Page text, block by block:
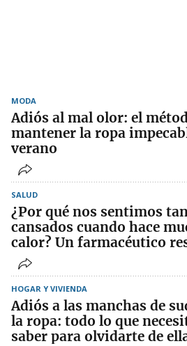
MODA
Adiós al mal olor: el
mantener la ropa
verano
SALUD
¿Por qué nos sentimos
cansados cuando hace
calor? Un farmacéutico
HOGAR Y VIVIENDA
Adiós a las manchas de
la ropa: todo lo que
saber para olvidarte de